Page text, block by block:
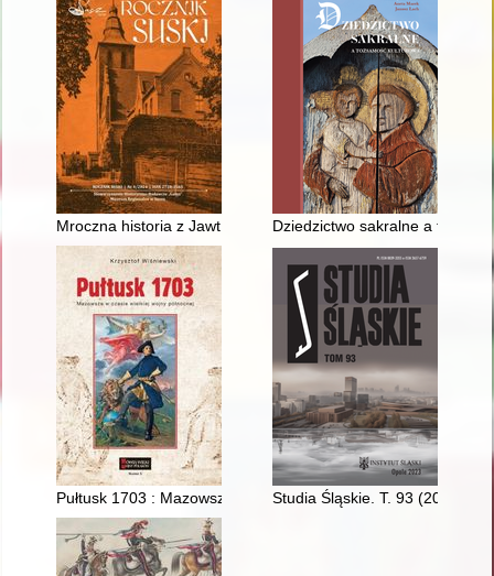
Mroczna historia z Jawt Małych i nie tylkoDziedzictwo sakralne a
Pułtusk 1703 : Mazowsze w czasie wojny północnej 1702-1704
Studia Śląskie. T. 93 (2023)